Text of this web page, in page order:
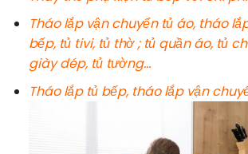
Tháo lắp vận chuyển tủ áo, tháo
bếp, tủ tivi, tủ thờ ; tủ quần áo, tủ
giày dép, tủ tường…
Tháo lắp tủ bếp, tháo lắp vận